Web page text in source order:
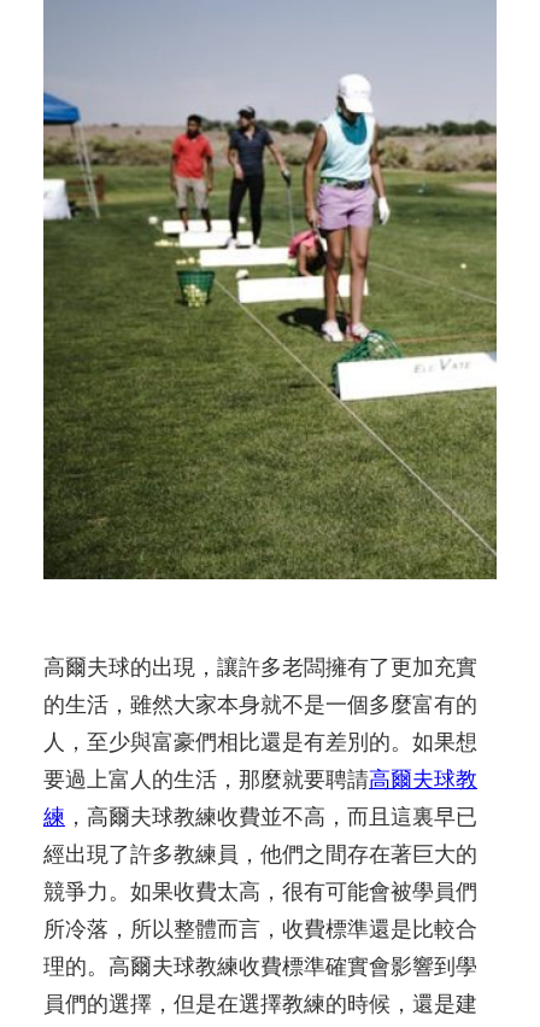
高爾夫球的出現，讓許多老闆擁有了更加充實
的生活，雖然大家本身就不是一個多麼富有的
人，至少與富豪們相比還是有差別的。如果想
要過上富人的生活，那麼就要聘請高爾夫球教
練 ，高爾夫球教練收費並不高，而且這裏早已
經出現了許多教練員，他們之間存在著巨大的
競爭力。如果收費太高，很有可能會被學員們
所冷落，所以整體而言，收費標準還是比較合
理的。高爾夫球教練收費標準確實會影響到學
員們的選擇，但是在選擇教練的時候，還是建